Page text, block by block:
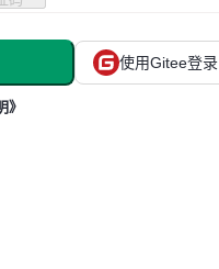
使用Gitee登录
》